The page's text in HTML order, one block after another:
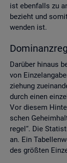
ist eben­falls zu
be­zieht und
wen­den ist.
Dar­über hin­aus
von
zie­hung
durch einen
Vor die­sem
schen
re­gel“. Die
an. Ein
des grö­ß­ten